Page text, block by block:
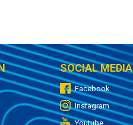
SOCIAL MEDIA
Facebook
Instagram
Youtube